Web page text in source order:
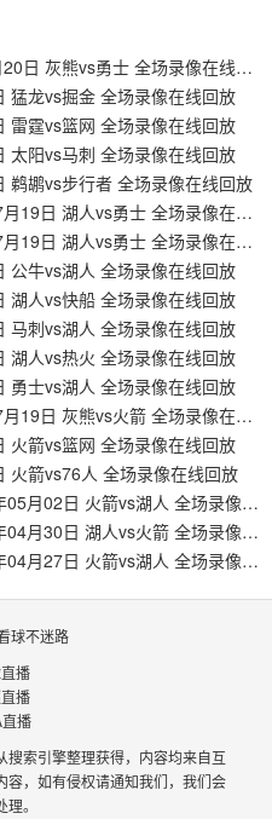
【NBA夏季联赛决赛】2026年07月20日 灰熊vs勇士 全场录像在线回放
猛龙vs掘金 全场录像在线回放
雷霆vs篮网 全场录像在线回放
太阳vs马刺 全场录像在线回放
鹈鹕vs步行者 全场录像在线回放
【NBA夏季联赛半决赛】2026年07月19日 湖人vs勇士 全场录像在线回放
【NBA夏季联赛半决赛】2026年07月19日 湖人vs勇士 全场录像在线回放
公牛vs湖人 全场录像在线回放
湖人vs快船 全场录像在线回放
马刺vs湖人 全场录像在线回放
湖人vs热火 全场录像在线回放
勇士vs湖人 全场录像在线回放
【NBA夏季联赛半决赛】2026年07月19日 灰熊vs火箭 全场录像在线回放
火箭vs篮网 全场录像在线回放
火箭vs76人 全场录像在线回放
【NBA季后赛西部首轮G6】2026年05月02日 火箭vs湖人 全场录像在线回放
【NBA季后赛西部首轮G5】2026年04月30日 湖人vs火箭 全场录像在线回放
【NBA季后赛西部首轮G4】2026年04月27日 火箭vs湖人 全场录像在线回放
球不迷路
播
播
播
索引擎整理获得，内容均来自互
容，如有侵权请通知我们，我们会
。